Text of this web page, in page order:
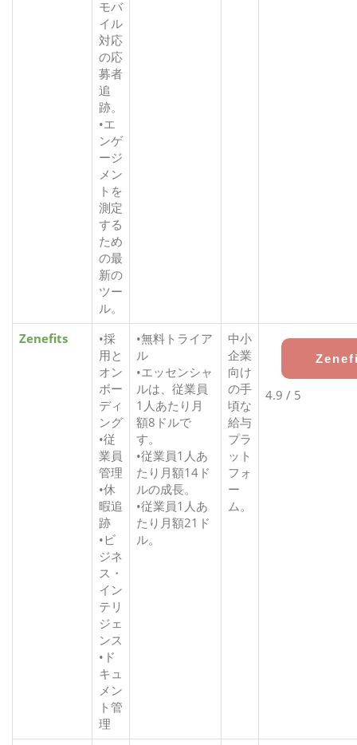
モバ
イル
対応
の応
募者
追
跡。
•エ
ンゲ
ージ
メン
トを
測定
する
ため
の最
新の
ツー
ル。
Zenefits
•採
用と
オン
ボー
ディ
ング
•従
業員
管理
•休
暇追
跡
•ビ
ジネ
ス・
イン
テリ
ジェ
ンス
•ド
キュ
メン
ト管
理
•無料トライア
ル
•エッセンシャ
ルは、従業員
1人あたり月
額8ドルで
す。
•従業員1人あ
たり月額14ド
ルの成長。
•従業員1人あ
たり月額21ド
ル。
中小
企業
向け
の手
頃な
給与
プラ
ット
フォ
ー
ム。
4.9 / 5